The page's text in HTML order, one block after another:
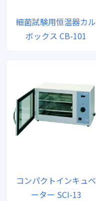
細菌試験用恒温器カル
ボックス CB-101
コンパクトインキュベ
ーター SCI-13